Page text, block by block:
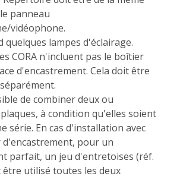
panneau
vidéophone.
quelques lampes d'éclairage.
CORA n'incluent pas le boîtier
d'encastrement. Cela doit être
de combiner deux ou
à condition qu'elles soient
série. En cas d'installation avec
pour un
parfait, un jeu d'entretoises (réf.
être utilisé toutes les deux